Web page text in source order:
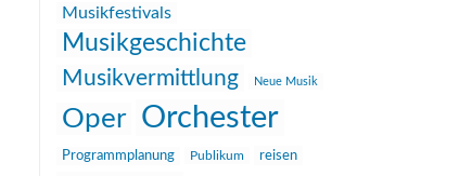
Musikfestivals
Musikgeschichte
Musikvermittlung Neue Musik
Oper Orchester
Programmplanung Publikum reisen